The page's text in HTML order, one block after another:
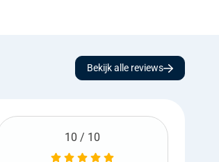
Bekijk alle reviews
6 / 10